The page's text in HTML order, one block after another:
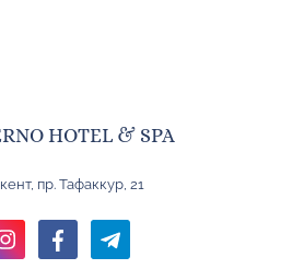
HOTEL & SPA
пр. Тафаккур, 21